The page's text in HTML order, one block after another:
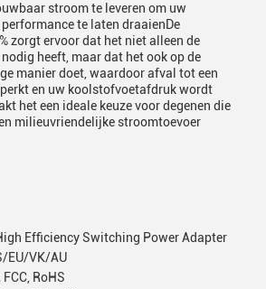
stroom te leveren om uw
te laten draaienDe
zorgt ervoor dat het niet alleen de
heeft, maar dat het ook op de
manier doet, waardoor afval tot een
en uw koolstofvoetafdruk wordt
het een ideale keuze voor degenen die
milieuvriendelijke stroomtoevoer
Efficiency Switching Power Adapter
EU/VK/AU
RoHS